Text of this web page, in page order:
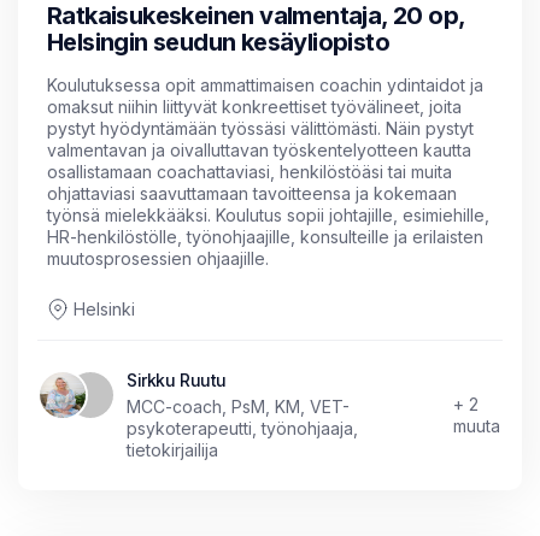
Ratkaisukeskeinen valmentaja, 20 op,
Helsingin seudun kesäyliopisto
Koulutuksessa opit ammattimaisen coachin ydintaidot ja
omaksut niihin liittyvät konkreettiset työvälineet, joita
pystyt hyödyntämään työssäsi välittömästi. Näin pystyt
valmentavan ja oivalluttavan työskentelyotteen kautta
osallistamaan coachattaviasi, henkilöstöäsi tai muita
ohjattaviasi saavuttamaan tavoitteensa ja kokemaan
työnsä mielekkääksi. Koulutus sopii johtajille, esimiehille,
HR-henkilöstölle, työnohjaajille, konsulteille ja erilaisten
muutosprosessien ohjaajille.
Helsinki
Sirkku Ruutu
MCC-coach, PsM, KM, VET-
psykoterapeutti, työnohjaaja,
tietokirjailija
+ 2
muuta